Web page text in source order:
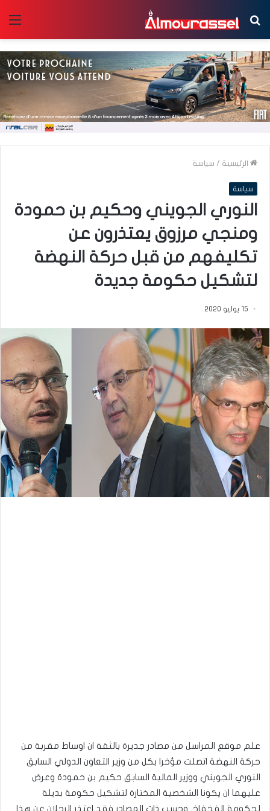
بحث
عن
الرئيسية / سياسة
سياسة
النوري الجويني وحكيم بن حمودة
ومنجي مرزوق يعتذرون عن
تكليفهم من قبل حركة النهضة
لتشكيل حكومة جديدة
15 يوليو 2020
علم موقع المراسل من مصادر جديرة بالثقة ان اوساط مقربة من
حركة النهضة اتصلت مؤخرا بكل من وزير التعاون الدولي السابق
النوري الجويني ووزير المالية السابق حكيم بن حمودة وعرض
عليهما ان يكونا الشخصية المختارة لتشكيل حكومة بديلة
لحكومة الفخفاخ. وحسب ذات المصادر فقد اعتذر الرجلان عن هذا